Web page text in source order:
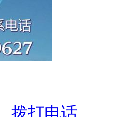
拨打电话